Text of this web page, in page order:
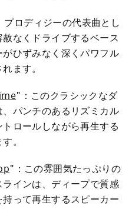
プロディジーの代表曲とし
なくドライブするベース
ひずみなく深くパワフル
"：このクラシックなダ
パンチのあるリズミカル
ロールしながら再生する
。
"：この雰囲気たっぷりの
インは、ディープで質感
って再生するスピーカー